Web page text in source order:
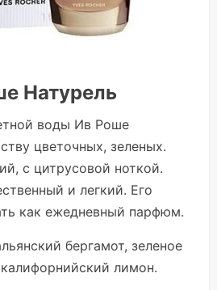
Натурель
воды Ив Роше
цветочных, зеленых.
с цитрусовой ноткой.
и легкий. Его
как ежедневный парфюм.
бергамот, зеленое
лимон.